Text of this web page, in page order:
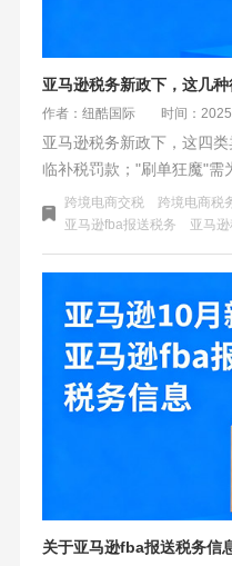
亚马逊税务新政下，这几
作者：纽酷国际 时间：
亚马逊税务新政下，这四
临补税罚款；"刷单狂魔"需
户"易触发稽查；"无票采购
明化，建议卖家立即开通公
在这场行业洗牌中生存下来
跨境电商交税 跨境电商税
亚马逊fba报送税务
亚马